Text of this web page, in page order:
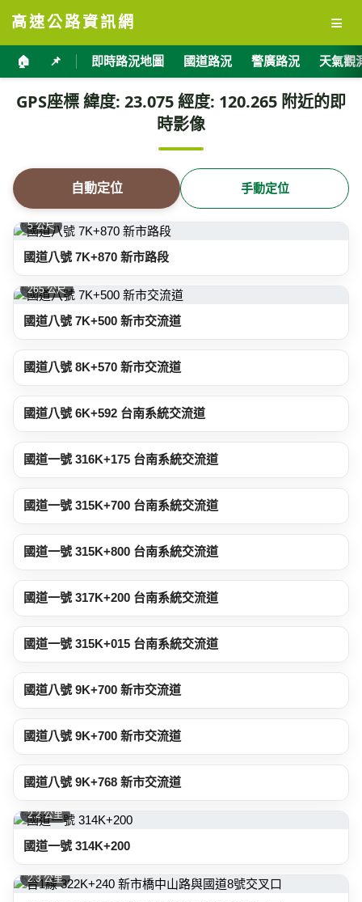
高速公路資訊網 ≡
🏠 📌 即時路況地圖 國道路況 警廣路況 天氣觀
GPS座標 緯度: 23.075 經度: 120.265 附近的即
時影像
自動定位 手動定位
5 公尺
國道八號 7K+870 新市路段
265 公尺
國道八號 7K+500 新市交流道
2.2 公里
國道一號 314K+200
2.3 公里